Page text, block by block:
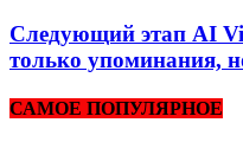
Следующий этап AI
только упоминания,
САМОЕ ПОПУЛЯРНОЕ